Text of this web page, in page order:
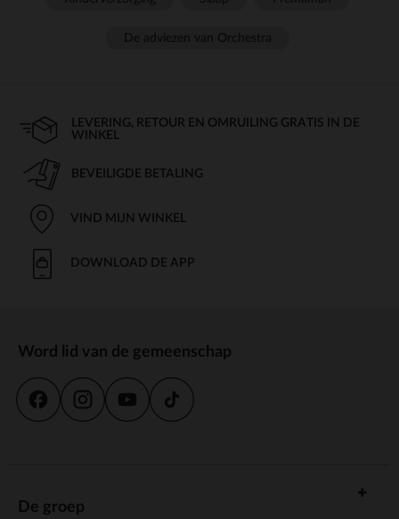
LEVERING, RETOUR EN OMRUILING GRATIS IN DE
WINKEL
BEVEILIGDE BETALING
VIND MIJN WINKEL
DOWNLOAD DE APP
Word lid van de gemeenschap
De groep